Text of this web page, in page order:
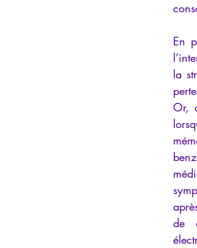
En
la
Or,
de